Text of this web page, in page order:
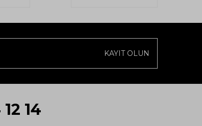
KAYIT OLUN
14